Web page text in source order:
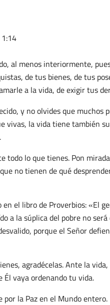
al menos interiormente,
de tus bienes, de tus
a la vida, de exigir tus
y no olvides que
vivas, la vida tiene también
todo lo que tienes. Pon
no tienen de qué
el libro de Proverbios: «El
a la súplica del pobre no
porque el Señor
agradécelas. Ante la
Él vaya ordenando tu vida.
por la Paz en el Mundo entero.